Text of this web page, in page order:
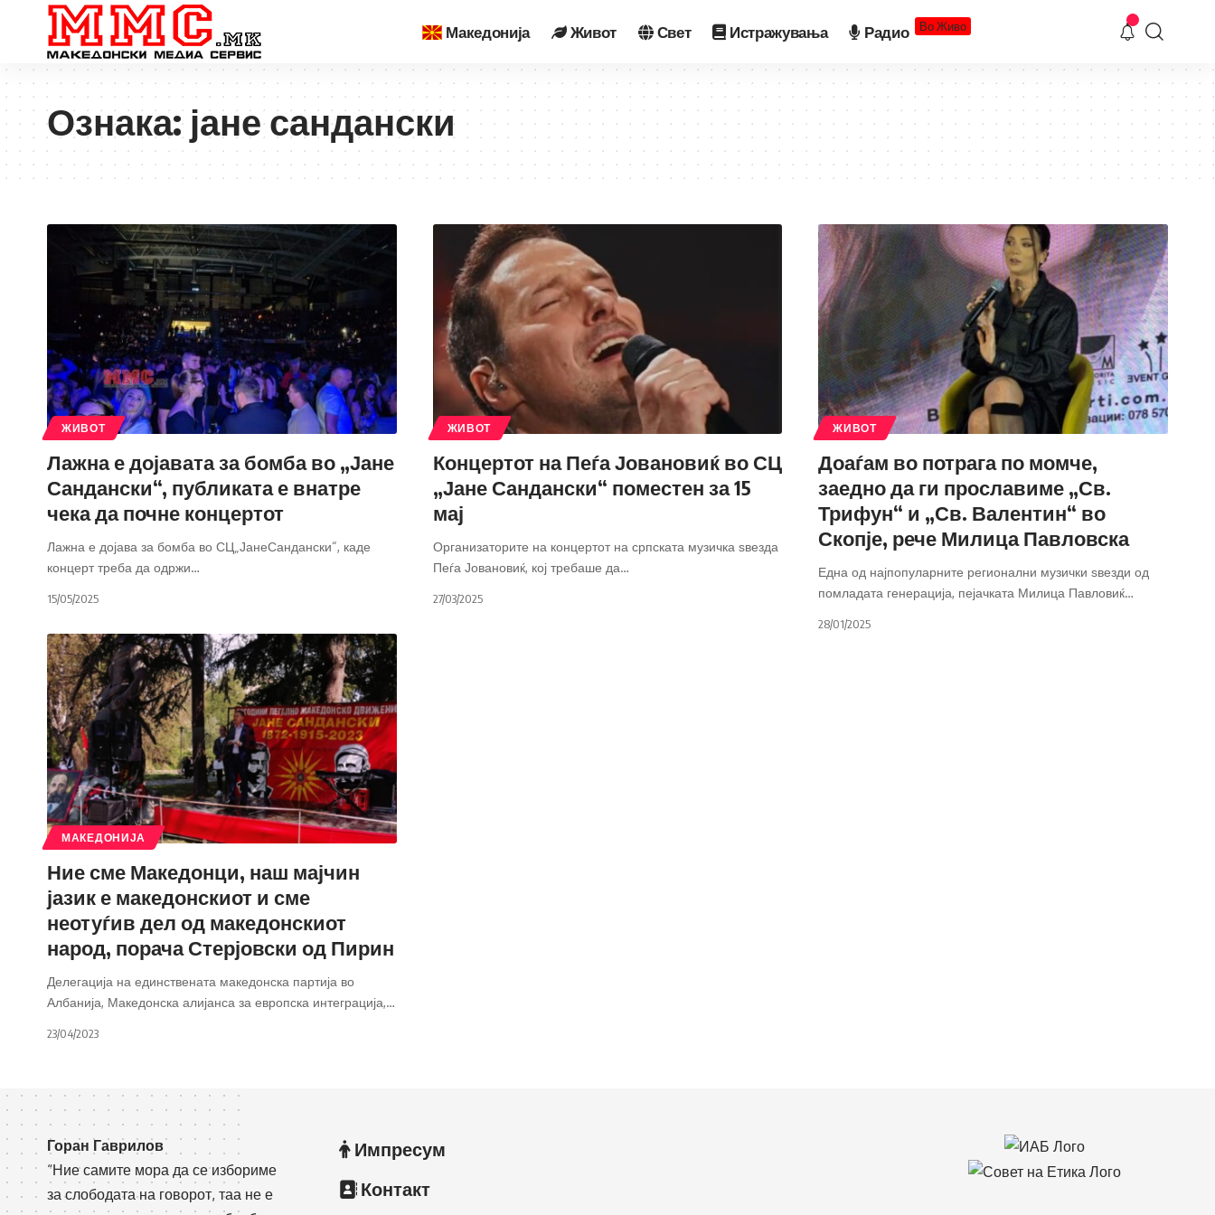
Македонија Живот Свет Истражувања Радио Во Живо
Ознака:јане сандански
ЖИВОТ
Лажна е дојавата за бомба во „Јане
Сандански“, публиката е внатре
чека да почне концертот
Лажна е дојава за бомба во СЦ„ЈанеСандански“, каде
концерт треба да одржи…
15/05/2025
ЖИВОТ
Концертот на Пеѓа Јовановиќ во СЦ
„Јане Сандански“ поместен за 15
мај
Организаторите на концертот на српската музичка ѕвезда
Пеѓа Јовановиќ, кој требаше да…
27/03/2025
ЖИВОТ
Доаѓам во потрага по момче,
заедно да ги прославиме „Св.
Трифун“ и „Св. Валентин“ во
Скопје, рече Милица Павловска
Една од најпопуларните регионални музички ѕвезди од
помладата генерација, пејачката Милица Павловиќ…
28/01/2025
МАКЕДОНИЈА
Ние сме Македонци, наш мајчин
јазик е македонскиот и сме
неотуѓив дел од македонскиот
народ, порача Стерјовски од Пирин
Делегација на единствената македонска партија во
Албанија, Македонска алијанса за европска интеграција,…
23/04/2023
Горан Гаврилов
“Ние самите мора да се избориме
за слободата на говорот, таа не е
Импресум
Контакт